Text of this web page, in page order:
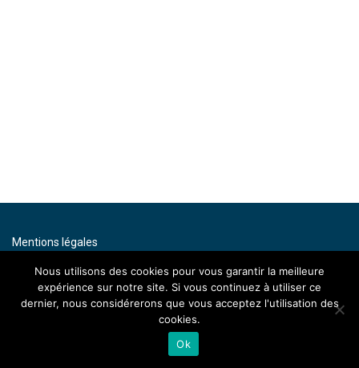
Mentions légales
Contact
By artenium
Nous utilisons des cookies pour vous garantir la meilleure
expérience sur notre site. Si vous continuez à utiliser ce
dernier, nous considérerons que vous acceptez l'utilisation des
cookies.
Ok